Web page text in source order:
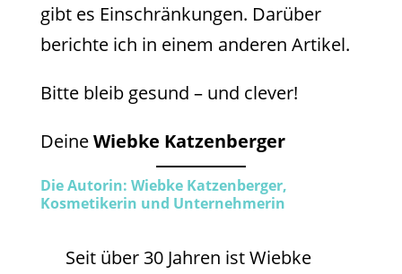
gibt es Einschränkungen. Darüber
berichte ich in einem anderen Artikel.
Bitte bleib gesund – und clever!
DeineWiebke Katzenberger
Die Autorin: Wiebke Katzenberger,
Kosmetikerin und Unternehmerin
Seit über 30 Jahren ist Wiebke